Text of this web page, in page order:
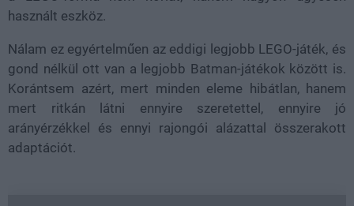
használt eszköz.
Nálam ez egyértelműen az eddigi legjobb LEGO-játék, és
gond nélkül ott van a legjobb Batman-játékok között is.
Korántsem azért, mert minden eleme hibátlan, hanem
mert ritkán látni ennyire szeretettel, ennyire jó
arányérzékkel és ennyi rajongói alázattal összerakott
adaptációt.